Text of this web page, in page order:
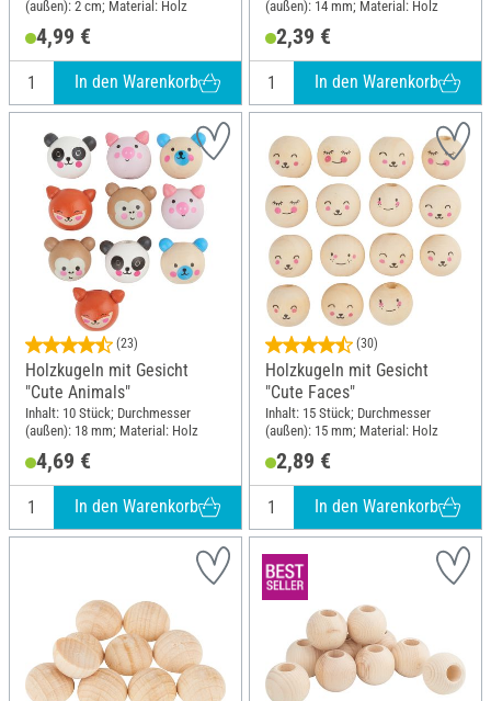
(außen): 2 cm; Material: Holz
4,99 €
In den Warenkorb
(außen): 14 mm; Material: Holz
2,39 €
In den Warenkorb
(23)
Holzkugeln mit Gesicht
"Cute Animals"
Inhalt: 10 Stück; Durchmesser
(außen): 18 mm; Material: Holz
4,69 €
In den Warenkorb
(30)
Holzkugeln mit Gesicht
"Cute Faces"
Inhalt: 15 Stück; Durchmesser
(außen): 15 mm; Material: Holz
2,89 €
In den Warenkorb